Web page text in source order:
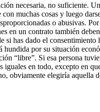
necesaria, no suficiente.
muchas cosas y luego
o abusivas.
en un contrato también
si has dado el consentimiento
hundida por su situación
“libre”. Si esa persona
iguales en todo, excepto en
obviamente elegiría aquella